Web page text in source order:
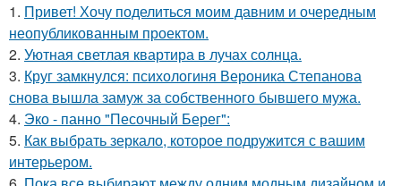
1. Привет! Хочу поделиться моим давним и очередным
неопубликованным проектом.
2. Уютная светлая квартира в лучах солнца.
3. Круг замкнулся: психологиня Вероника Степанова
снова вышла замуж за собственного бывшего мужа.
4. Эко - панно "Песочный Берег":
5. Как выбрать зеркало, которое подружится с вашим
интерьером.